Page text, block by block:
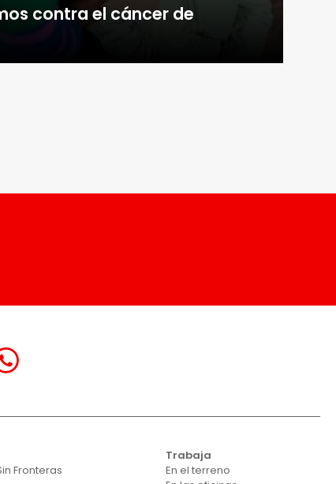
contra el cáncer de
Fronteras
Trabaja
En el terreno